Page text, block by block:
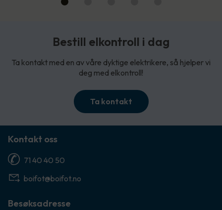
Bestill elkontroll i dag
Ta kontakt med en av våre dyktige elektrikere, så hjelper vi
deg med elkontroll!
Ta kontakt
Kontakt oss
71 40 40 50
boifot@boifot.no
Besøksadresse